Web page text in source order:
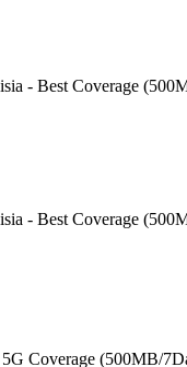
- Best Coverage
- Best Coverage
Coverage (500MB/